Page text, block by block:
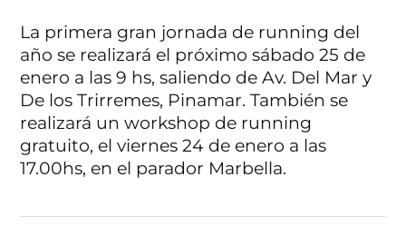
La primera gran jornada de running del
año se realizará el próximo sábado 25 de
enero a las 9 hs, saliendo de Av. Del Mar y
De los Trirremes, Pinamar. También se
realizará un workshop de running
gratuito, el viernes 24 de enero a las
17.00hs, en el parador Marbella.